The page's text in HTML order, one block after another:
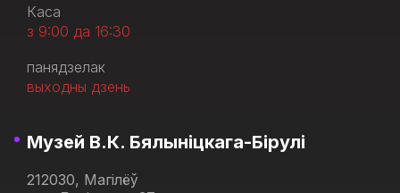
Каса
з 9:00 да 16:30
панядзелак
выходны дзень
Музей В.К. Бялыніцкага-Бірулі
212030, Магілёў